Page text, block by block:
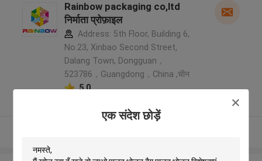
एक संदेश छोड़ें
Rainbow packaging co,ltd
निर्माता प्रोफ़ाइल
Address: 5th Floor, Building 6,
No.23, Xinbao Second Street,
Dalang Town, Dongguan，
523786，Guangdong，China ,चीन
5.0